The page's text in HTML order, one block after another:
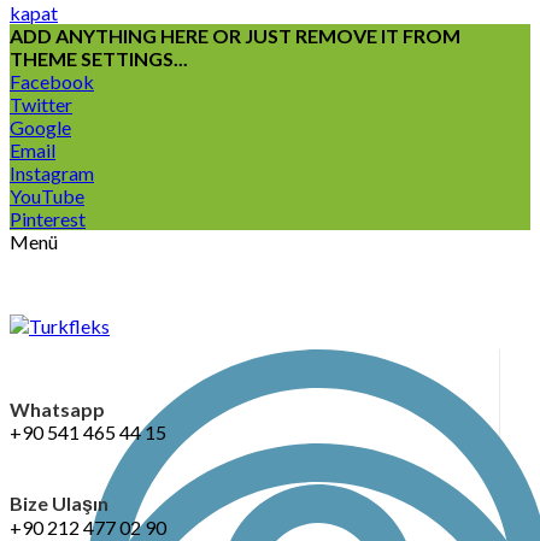
kapat
ADD ANYTHING HERE OR JUST REMOVE IT FROM
THEME SETTINGS...
Facebook
Twitter
Google
Email
Instagram
YouTube
Pinterest
Menü
Whatsapp
+90 541 465 44 15
Bize Ulaşın
+90 212 477 02 90